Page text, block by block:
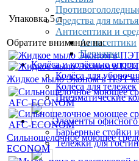
Средства для
Антисептики и
Антисептики
Перчатки
Колёса и колёсные опоры
Колёса для
Колёса для тележек
Пневматические
Элементы офисного
Барьерные стойки
Тележки для
Упаковка 5 л
Обратите внимание на:
Жидкое мыло Эконом в ПЭТ
Сильнощелочное моющее
ECONOM